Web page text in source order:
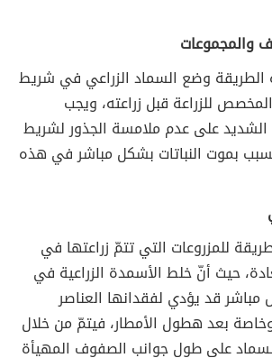
والمجموعات
وضع السماد الزراعي في شريط
للزراعة قبل زراعته، ويجب
الشديد على عدم ملامسة الجذور لشريط
بموت النباتات بشكل مباشر في هذه
للمزروعات التي تتمّ زراعتها في
حيث أنّ خلط الأسمدة الزراعية في
مباشر قد يؤدي لفقدانها العناصر
بعد هطول الأمطار، فيتمّ من خلال
على طول جوانب الصفوف المهيأة